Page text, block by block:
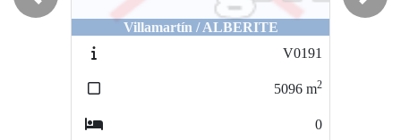
Villamartín / ALBERITE
V0191
5096 m2
0
Previous Next